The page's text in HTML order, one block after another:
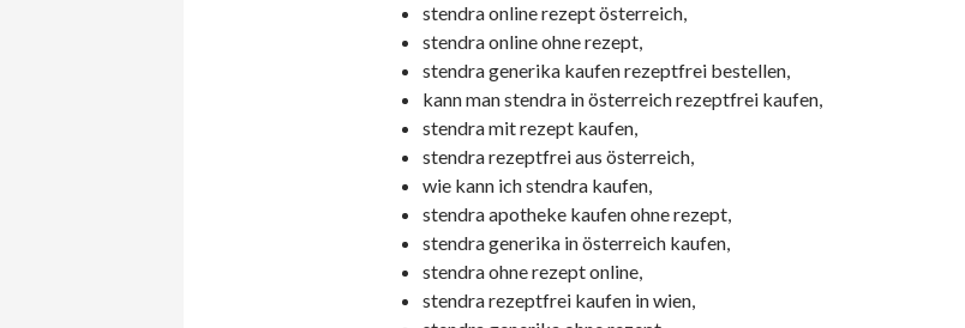
stendra online rezept österreich,
stendra online ohne rezept,
stendra generika kaufen rezeptfrei bestellen,
kann man stendra in österreich rezeptfrei kaufen,
stendra mit rezept kaufen,
stendra rezeptfrei aus österreich,
wie kann ich stendra kaufen,
stendra apotheke kaufen ohne rezept,
stendra generika in österreich kaufen,
stendra ohne rezept online,
stendra rezeptfrei kaufen in wien,